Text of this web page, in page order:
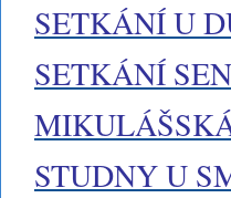
SETKÁNÍ U
SETKÁNÍ
STUDNY U